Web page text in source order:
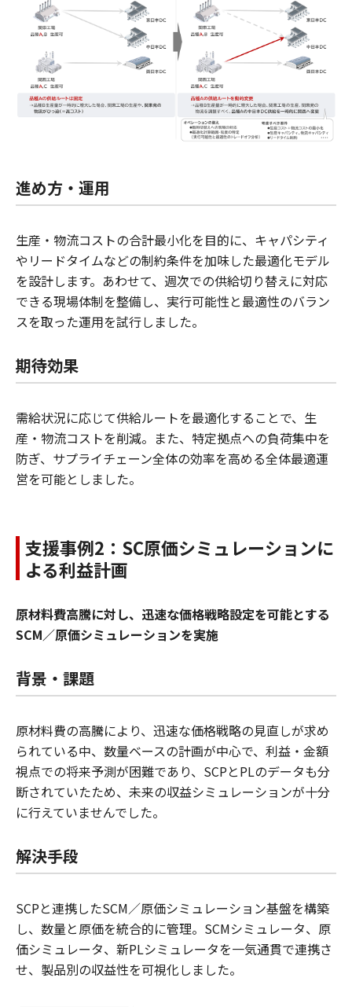
進め方・運用
生産・物流コストの合計最小化を目的に、キャパシティ
やリードタイムなどの制約条件を加味した最適化モデル
を設計します。あわせて、週次での供給切り替えに対応
できる現場体制を整備し、実行可能性と最適性のバラン
スを取った運用を試行しました。
期待効果
需給状況に応じて供給ルートを最適化することで、生
産・物流コストを削減。また、特定拠点への負荷集中を
防ぎ、サプライチェーン全体の効率を高める全体最適運
営を可能としました。
支援事例2：SC原価シミュレーションに
よる利益計画
原材料費高騰に対し、迅速な価格戦略設定を可能とする
SCM／原価シミュレーションを実施
背景・課題
原材料費の高騰により、迅速な価格戦略の見直しが求め
られている中、数量ベースの計画が中心で、利益・金額
視点での将来予測が困難であり、SCPとPLのデータも分
断されていたため、未来の収益シミュレーションが十分
に行えていませんでした。
解決手段
SCPと連携したSCM／原価シミュレーション基盤を構築
し、数量と原価を統合的に管理。SCMシミュレータ、原
価シミュレータ、新PLシミュレータを一気通貫で連携さ
せ、製品別の収益性を可視化しました。